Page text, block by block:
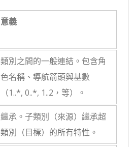
意義
類別之間的一般連結。包含角
色名稱、導航箭頭與基數
（1..*,0..*, 1..2 ，等）。
繼承。子類別（來源）繼承超
類別（目標）的所有特性。